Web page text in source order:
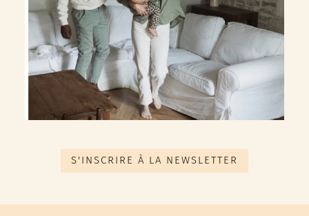
S'INSCRIRE À LA NEWSLETTER